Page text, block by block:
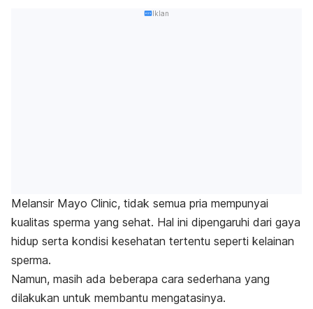
Iklan
Melansir Mayo Clinic, tidak semua pria mempunyai
kualitas sperma yang sehat. Hal ini dipengaruhi dari gaya
hidup serta kondisi kesehatan tertentu seperti kelainan
sperma.
Namun, masih ada beberapa cara sederhana yang
dilakukan untuk membantu mengatasinya.